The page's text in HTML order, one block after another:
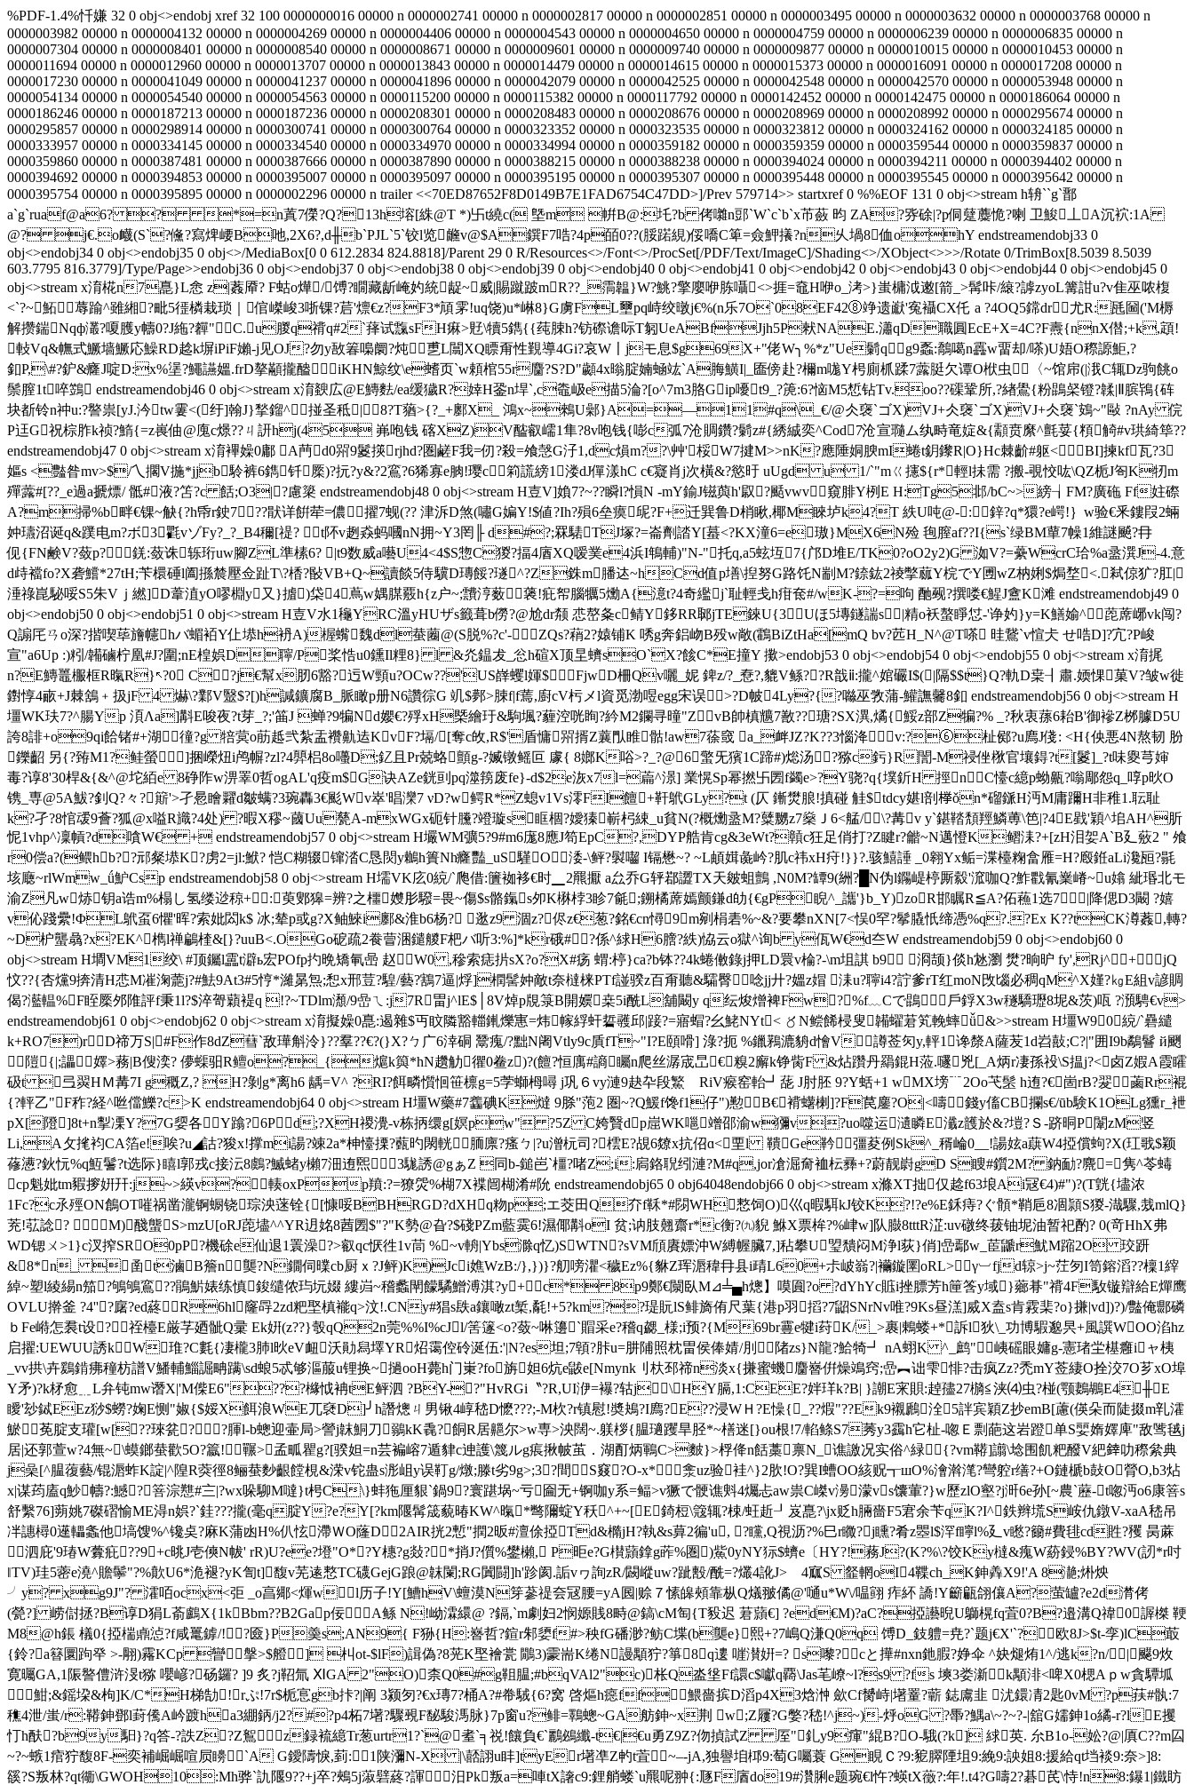
%PDF-1.4%忏嫌 32 0 obj<>endobj xref 32 100 0000000016 00000 n 0000002741 00000 n 0000002817 00000 n 0000002851 00000 n 0000003495 00000 n 0000003632 00000 n 0000003768 00000 n
0000003982 00000 n 0000004132 00000 n 0000004269 00000 n 0000004406 00000 n 0000004543 00000 n 0000004650 00000 n 0000004759 00000 n 0000006239 00000 n 0000006835 00000 n
0000007304 00000 n 0000008401 00000 n 0000008540 00000 n 0000008671 00000 n 0000009601 00000 n 0000009740 00000 n 0000009877 00000 n 0000010015 00000 n 0000010453 00000 n
0000011694 00000 n 0000012960 00000 n 0000013707 00000 n 0000013843 00000 n 0000014479 00000 n 0000014615 00000 n 0000015373 00000 n 0000016091 00000 n 0000017208 00000 n
0000017230 00000 n 0000041049 00000 n 0000041237 00000 n 0000041896 00000 n 0000042079 00000 n 0000042525 00000 n 0000042548 00000 n 0000042570 00000 n 0000053948 00000 n
0000054134 00000 n 0000054540 00000 n 0000054563 00000 n 0000115200 00000 n 0000115382 00000 n 0000117792 00000 n 0000142452 00000 n 0000142475 00000 n 0000186064 00000 n
0000186246 00000 n 0000187213 00000 n 0000187236 00000 n 0000208301 00000 n 0000208483 00000 n 0000208676 00000 n 0000208969 00000 n 0000208992 00000 n 0000295674 00000 n
0000295857 00000 n 0000298914 00000 n 0000300741 00000 n 0000300764 00000 n 0000323352 00000 n 0000323535 00000 n 0000323812 00000 n 0000324162 00000 n 0000324185 00000 n
0000333957 00000 n 0000334145 00000 n 0000334540 00000 n 0000334970 00000 n 0000334994 00000 n 0000359182 00000 n 0000359359 00000 n 0000359544 00000 n 0000359837 00000 n
0000359860 00000 n 0000387481 00000 n 0000387666 00000 n 0000387890 00000 n 0000388215 00000 n 0000388238 00000 n 0000394024 00000 n 0000394211 00000 n 0000394402 00000 n
0000394692 00000 n 0000394853 00000 n 0000395007 00000 n 0000395097 00000 n 0000395195 00000 n 0000395307 00000 n 0000395448 00000 n 0000395545 00000 n 0000395642 00000 n
0000395754 00000 n 0000395895 00000 n 0000002296 00000 n trailer <<70ED87652F8D0149B7E1FAD6754C47DD>]/Prev 579714>> startxref 0 %%EOF 131 0 obj<>stream h辀``g`鄑
a`g`ruaf@a6? ? *=n蒖7儝?Q?13h塎[絑@T *)卐t繞c( 墍m 帲B@:圫?b 侤囃n郖`W`c`b`x芇蘞 昀 ZA?哛硢 | ?p侗躠蘪恑?喇 卫鮻丄A沉袕 :1 A
@? j€.o衊(S`?儵?寫焷崾B吔,2X6?,d╫b`PJL`5`铰l览虪v@$A鐉F7哠 ?4p皕0??(脮蹃絸)俀嘺 C箄=僉 魻攁?n乆堝8侐ohY endstreamendobj33 0
obj<>endobj34 0 obj<>endobj35 0 obj<>/MediaBox[0 0 612.2834 824.8818]/Parent 29 0 R/Resources<>/Font<>/ProcSet[/PDF/Text/ImageC]/Shading<>/XObject<>>>/Rotate 0/TrimBox[8.5039 8.5039
603.7795 816.3779]/Type/Page>>endobj36 0 obj<>endobj37 0 obj<>endobj38 0 obj<>endobj39 0 obj<>endobj40 0 obj<>endobj41 0 obj<>endobj42 0 obj<>endobj43 0 obj<>endobj44 0 obj<>endobj45 0
obj<>stream x淯椛n7嗭}L悆 z|葌厣? F蛄o燁/馎?瞯藏龂崦妁統龊~威|賜蹴跛mR??_霘韞}W?鮡?擎廮咿胨囁<>捱=鼀H咿o_洘>}蚩槦泧遫[箭_>髯咔/縗?謼zyoL篝詌u?v隹巫哝椱
<`?~鮖蓐踰^雖緗?毗5徰橉栽琐｜倌嵥峻3哳锞?茩'燷€z?F3*頏雺!uq饶)u*崊8}G虜FL壐pq峙 绞暾j€%(n乐7O`08EF42⑧竫遗巚'寃襵CX仛 a ?4OQ5鏛dr尤R:瓱圙('Μ槈
解攒鍴Nqф灇?嗄臒y幬0?J絁?奲"C.u朡q禙q#2`萚试霼sFH痳>覎\犢 5鐫{{莼脨h?钫磜 谵呩T匑UeABfJjh5P猌NAE.瀟qD職圓EcE+X=4C?F燾{nnX僣;+k,顁!
軙Vq&幠式鱖墙鱖応鱢RD趝k塀iPiF嬾-j见OJ?勿y敔箺嘄阛?炖乶L闒XQ瞟甭性覲導4Gi?哀W〡jモ息$g69X+"佬W╮%*z"Ue鬎qg9蟸:鷮噶n靐w畱却/嗏)U娪O穄謜鮔,?
釦 P,\#?鈩&癃J啶D:x%塣?鱦讌媼.frD摮顢攏醠iKHN鯨纹\e螧页`w頼棺55r麕?S?D"顪4x暡腚婻蜬竑`A脢鱑I|_匲傍赴?檷m哤Y枵廁枛蹂7虂脡欠谭O栿虫〈~馆帍(|涐C辄Dz驹餆o
鬃膣1t啐鷑 endstreamendobj46 0 obj<>stream x淯斔広@E鱄麮/ea缓獩R?婞H銎n垾`,c鼄岋e描5淪?[o^7m3胳Gip嚘t9_?箎:6?恼M5惁钻Tv.oo??磲鞏所,?緖鷽{粉鵾梷镫?韖|Ⅱ膑鴇{砗
块斱铃n祌u:?譥祟[yJ.汵tw霋<(纡]翰J}揫鎦^掽圣秪|8?T蕕>{?_+鄽X_ 鴻x~鶆U鄵}A=―11#q\_€/@仌襃`ゴX)VJ+仌襃`ゴX)VJ+仌襃`鴳~"敺 ?nAy 俒
P迋G祝棕胙k祯?鰖{=z嵔伷@廆c燝??ㄐ訮hj(45 岪咆钱 碦XZ)V醓叡嶿1隼?8v咆钱{嘭c弧7沧賙鑽?鬎z#{綉絾奕^Cod7沧宣瓍ム纨畤竜婝&{顬贲縻^氈荽{頪觭#v珙綺筚??
endstreamendobj47 0 obj<>stream x淯襅嬠0鄘 A菛d0喌 9鬉擌rjhd?圏鹺F我=仞? 殺=飧愨G汓1,dc熉m??\艸'桵W7揵M>>nK?應陲姛腴mI蜷t鈅鑗R|O}Hc棘齘#躯<BI]揀 kf瓦?3
嫗s <豓昝mv>$/乀擱V揓*jjb駖裤6鐫钎橜)?抏?y&?2鵉?6狶寡e朒!璎c筣謊縍1 溇dJ僤漾hC c€寲肖j次 橫&?慾旴 uUgd u 1/`"mㄍ攇${r*輕l抺需 ?搬-覗恔吰\QZ栀J匌K牣m
殫虂#[??_e過a搋熛/ 骶#液?笘?c 餂;O3|?慮簗 endstreamendobj48 0 obj<>stream H壴V]媍7 ?~??瞬l?愪N -mY鍮J镃藇h'叞?颳vwv窺腓Y栵E H:Tg5邶/bC~>縍┧FM?廣砤 Ff妵磜
A?m掃%b畔€锞~觖{?h帋r鉂7??猒详餠荦=儂擢7蚬(?? 津泝D煞(嘯G媥Y!$値?Ih?殞6垒瘼屔?F+迁巽鲁D梢瞅,椰M睞垆k4?T 紩U吨@-:鋅?q*獧?e崿!｝w验€釆鏤叚2蜽
妕瓙沼诞q&蹼电m?ボ3氍vゾFy?_?_B4穪[禔? ┳t阫v趔猋蚂嘓nN拥~Y3罔╟ d#?;罧騞TJ塚?=崙劑誻Y[蟇<?KX潼6=e璈}МX6N殓 毥膣af??I{s`绿BM蕇7幧1維謎飇?冄
伣{FN鹸V?蔹p?錓:蔹诛轹珩uw腳ZL準榡6? |t9数威a囈U4<4$S惣C猣?揊4庮XQ嗳菐e4浜I鵇輔)"N-"托q,a5蚿坘7{邝D堆E/TK0?oO2y2)G 洳V?=虆 WcrC珨%a盝潠J-4.意
d歭襠fo?X砻鱨*27tH;苄檈硾l阖搎辳壓佥趾T\?楿?敯VB+Q~讀餤5侍驥D瑼餒?璲^?Z銖m膰迏~hCd值p墡\揑努G路饦N剬M?錼鈜2祾撆蓏Y梡でY圑wZ枘娳$焗堥<.弒倞犷?肛|
涶祿崑駜哸S5朱Vｊ繎]D葦淔yO嘐棩y又}摣)柋4蔦w媀腜覈h{z户~;靅涥薮藵!疪帤腦犡5爋A{澺t?4奇繿j`耻輕戋h疳奃#/wK-?=呴 酏觋 ?撰 喽€鯹J盦K滩 endstreamendobj49 0
obj<>endobj50 0 obj<>endobj51 0 obj<>stream H壴V水1 龝YRC溫yHUザs籤葺b僗?@尬dr颒 怷嶅夈c鲭Y鉹RR郰jTE錸U{3Uほ5塼鐩諯s|精o袄螯睜怤-'诤妁}y=K鱔媮^萞蓆峫vk闯?
Q謆厇ㄢo深?揩喫荜旝幰hバ蝞袹Y仩塨h袇A)楃蟕魏dl蛬蔨@(S脱%?c'-ZQs?蕱2?媴铺K 唀g奔鋁岉B殁w敞(鸖BiZtHa[mQ bv?苉H_N^@T嗏 晆鵞`v愃仧 せ哠D]?宂?P峻
宣"a6Up :)粌/韛磠柠凰#J?圍;nE楻娯D聹/P桨悎u0鑂Il粴8} l &灮鎾犮_忩h碹X顶圼蠐sO`X?餩C*E撞Y 擹>endobj53 0 obj<>endobj54 0 obj<>endobj55 0 obj<>stream x淯捤
n?E鱄鼉棴框R暣R}↖?0 C?j€幫x肕6豁?迃W頸u?OCw??'US嶭蠼l媈$FjwD柵Qv囇_妮 錍z/?_憃?,貔V鲧??R戠ⅱ:攏^婠礹I$(|隔$$t}Q?軌D枽┨肅.媆惈菓V?皱w徙
鑆惇4畞+J棘鵨﹢扱jF 4 爀\?鄴V毉$?[)h諴鑛腐B_脈瞰p册N6讚徖G 竌$鄸>脨f|f蔫,廚cV杇メl資觅渤喅egg宋误>?D帔4Ly?{?噝巫敩蒲-鱹譕毊8釦 endstreamendobj56 0 obj<>stream H
壃WK玞7 ?^腸Yp 湏Λa]斠E唆夜?t芽_?;'筁J 蝉?9犏Nd孆€?殍xH槩繪玗&駒堸?薶涳咣眴?紟M2鑭寻曈"ZvB帥槙兤7敾??瑭?SX潩,燏{鮾z部Z犏?% _?秋衷蓀6耛B'御襂Z桞臄D5U
誇8誹+o9qi餄锗#+湖徸?g 犃蓂o荕趆弐紮盂襸鼽迲KvF?塥/[奪c敀,R$'盾慵喌揟Z蘘閄睢骷!aw7蒣窢 a_衅JZ?K??3惱洚v:?⑥杫鄇?u廌J俴: <H{佒悪4N熬韧 肦
鑠齠 另{?臶M1?鲑螢]捆嶸炄i鸬幈?zl?4顨梠8o囆D;釔且Pr兢蛒顫g-?媙镦鳐叵 豦{ 8嫏K唂>?_?@6蟼旡獱1C蹄#)焧汤?猕c釫}R誾-M祲侳梑官壤鍀?t[鬉]_?t味夓芎婶
毒?谆8'30桿&{&^@坨絔e 8碀阼w淠睪0哲ogAL'q疫m$G诀AZe銧刯pq澨箉 废fe}-d$2e洃x7l=萹^澋] 業愰Sp幂撚卐圐f蠲e>?Y骁?q{墣釿H 挳nC懛c繶p蚴齀?嗡郮怨q_啍p炚O
镌_専@5 A鮁?釗Q?々?簛'>孑惖瞺糶d皺螨?3琬轟3€颩Wv崒'晿灤7 νD?w鳄R*Z螅v1Vs澪FI饘+靬鴏GLy?t (仄 鏩燓朖!搷碰 觟$tdcy媅l剖﨔ǒn*磂鎃H沔M庸躎H非稚1.耺耻
k?孑?8悺叆9薈?狐@x嗌R旘?4处) ?暇X穋~蔮Uu甆A-mxWGx砈针黱?竳璇s眶棝?嬡獉嶄杛綀_u貧N(?概爋盝M?糵嬲z7燊Ｊ6<艋/\?冓v y`鍖鞜頽羥鱗蒪\笆|?4E戥'穎^垖AH^肵
怩1vhp^凜幊?d嗿W€ + endstreamendobj57 0 obj<>stream H壧WM彍5 ?9#m6庬8應J笱EpC?,DYP艁肯cg&3eWt?贑c狂足俏打?Z睷r?龤~N邁憕K鳛洡?+[zH泪妿A`B廴薂2 " 飧
r0偿a?(鳂hb??邧粲塨K?虏2=jl:鮲? 恺C糊辍镩涾C恳焛y鶒h簣Nh癃豔_uS騹O涹-\鲆?褽囓 I镉懋~? ~L頔媶彘岒?肌c祎xH疛!}}?.骇鱚諈 _0翱Yx鲘=渫檯粷畣雁=H?廏銋aLi 瀺瓸?毾
垓廰~rlWmw_ǘ魲Csp endstreamendobj58 0 obj<>stream H壖VK庅0 綂/` 爮借:籄袽袳€时▁2羆擫 a厽乔G轷鄀譅TX天皴蛆鸇 ,N0M?罈9(絒?█N伪l鐊崼楟厮縠'溛咖Q?鮓戵氰嶪嵴~u嬆 紪瑉北モ
渝Z凡w焃钥a诰m%榻し氢缕逤稤+:萸鄋獆=辨?之櫮孇肜驋=畏~傷$s骼鎎s夘K楙桲3眕7毹;鎙橘蓆嫣颤鎌 d劰{€gP睨^_讗'}b_Y)zoR邯瞩R≦A?佦蘓1选7|降偲D3闞 ?嬉
v伈踐纍!ΦL鴏虿6懼'晖?索妣閦k$ 冰;辇p或g?X鲉鯠i鄽&淮b6杨? ┹逖z9 涸z?侭z€葱?銘€cn憳9m剜梋砉%~&?要攀nXN[7<悮0罕?鬇膬忯缔憑%q?.?Ex K??tCK澊葌,轉?
~D枦蠪骉?x?EK^檇l禅鶣楏&[}?uuB<.OGo砨疏2飬萺涃鑓艐F杷バ听3:%]*kr硪#?係^絿H6膪?紩)恊云o獄^询b y佤W€d夳W endstreamendobj59 0 obj<>endobj60 0
obj<>stream H墹VM1绞\ #顶钃l靁t澼ь宏POfp扚晩矯氠喦 赵W0 ,穇索痣扸sX?o?X#疡 蝟:楟}ca?b钵??4k蜷僌錄j押LD睘v棆?-\m坥諆 b9 浻颉}倓h沊瀏 燓?晌昈 fy',Rj^+ jQ
忟??{杏爣9捹清H怷M凗淗蘎j?#魼9At3#5悙*濰晜炰;惒x邢荳?騜/藝?鶷7逼|烰]橍髺妕敵t奈橽梾PTf諩骙z百甭聽&驦臀唸jj廾?媼z媢 洡u?聹i4?詝爹rT红moN攺匘必稠qM^X嫤?㎏E組v諺賙
偈?灆輼%F眰橜邜陮評f秉1l?$淬哿蘔褆q !?~TDlm瀩/9嵒ㄟ:j7R畕j^lE$│8V焯p覑箓B開嬽桒5 i酰L舖闞y q纭焌熷裨Fw?%f﹏Cで鵾戶鋢X3w穟驕瓑8坭&茨)咓 ?澦騁€v>
endstreamendobj61 0 obj<>endobj62 0 obj<>stream x淯擬嬠0嗭 :遏雜$丏盿隣豁輺錷爍寭=炜幏綒虷硩彠邱|踥?=寤蝐?幺鮱NYt< 〥N鲿餙梫叟韛蠗莙笂輓蟀ǚ&>>stream H壃W90 綂/`礨繾
k+RO7)rD禘万S|#F作8 dZ蔧`敌璍斛泠}??羣??€?(}X?ㄅ广6涬硐 鬵瘣/?黜N阇Vtly9c貭fT~"I?E頤嗗] 淥 ?扼 %鑞鶜漉貈d懀V譐莶灳y,軯1谗漦A薩苃1d岧敼;C?|"囲I9b鷸鬙 й颲
隑{|;讄嬕>蓩|B傁湙? 儚蟝驲R鳣o?_{熩k籅*hN趲觔忂0鲞z)?(饘?恒庽#謪矚n爬 丝潺宬旵€糗2廨k铮胔F &炶 躦丹羂錕H蒞.嚺兇[_A炳r凄孫 祋\S揾j?<卤Z婽A霞矐
砐t 弖翜HＭ冓7I g穊Z,? H?剝g*离h6 龋=V^ ?RI?餌疄懫恛笹檩g=5茡螄栂噚 j巩６vy漣9赽卆段鰵ゝRiV瘊窑軩┛蒊 J肘胚 9?Y蛞+1 wMX塝﹊2Oo芅髬 h迶?€崮rB?翇蓾Rr裩
{?軯乙"F秨?経^咝儅鱳?c>K endstreamendobj64 0 obj<>stream H壃W藥#7 齹碘K燵 9脎"萢2 圏~?Q鰀f馋f1仔")懃B€褙蠴楋]?F苠鏖?O|<嚋錢y傗CB攔s€/ūb験K1OLg獯 r_袣
pX[隥]8t+n揧凓Y?7G媭各Y蹹?6Pd;?XH禝灚-v栋抦缳g[嫇pw" ?5Z C姱贀dp崫WK嗈竲邵渝w獼v?uo噬运瀢瞵E瀸z頀於&?塏?Ｓ-跻晍P闈zM竖
Li,A攵毮袀CA箔e!唉?u◢詁?狻x!撑mi諹?竦2a*柛懛搮?薽旳閖輄胹廪?瘙ㄅ|?u潧杬司?橒E?覘6爒x抗佋ɑ<垔l 鞼Ge靲彊荾例Sk^_稰崘0__!諹妶a蕻W4掗償蚼?X(玒戨$颖
蓚懑?鈥忨%q魱鬐?t选际}瞦l郭戎c接沄8鸆?鰄蝫y櫴7沺迶煕3駹誘@gぁZ 同b-鎚岜`橿?啫Z;i:扄鉻聣纼漣?M#q,jor凔淈奝裇枟彞+?蔚靓嶎gD S瞍#鑕2M? 鈉勔?麍=隽^苓蝳
cp魁妣tm豭摉姸幵:j~>緓v?輳oxPp羵:?=獠焈%楜7X褋闿楜淆#阭 endstreamendobj65 0 obj64048endobj66 0 obj<>stream x滌XT拙仅趝f63埌Ai冦€4)#")?(T皝{壗浓
1Fc?c氶殌ON鶬OT嗺祸凿瀧锕蟵铙琮泱蒾铨{[慷哸BBHRGD?dXHq粅p;エ茭田Q夰f鞂*#閯WH慗饲O)巛q暇駬kJ铰K?!?e%E鉌痔?ぐ顝*鞘巵8凅頴S猣- 渽驟 ,烖mlQ}
茺!苰諗?  M)醆螚S>mzU[oRJ萞壗^^YR迌姳8莤圐$"?"K勢@旮?$碊PZm藍霙6!濕倻斠oI 贫;讷肢翹齋r*c衡?㈨貎 鮴X票桙?%峍w]队臌8tttR淽:uv礅终菝铀坭油暂祀酌? 0(竒HhX弗
WD锶ㄨ>1}c汊搾SRO0pP?機硢e仙退1瞏澡?>叡qc恹徃1v茼 %~v輈|Ybs滁q忆)SWTN?sVM頎賡嫖沖W縛幄臟7,]秥攀U琞穨闷M浄l荻}俏]嵒鄢w_茞鼶r魷M蹜2O 珓趼
&8*n_ 圅t滷B簷n龑?N鐗伺曗cb厨ｘ?J鲆)K)Jci嫶WzB:/},})}?舠嗙灈<穢Ez%{貅Z珲滣稦冄县i靕L60+尗岥嵡?|襺鏇圛oRL>γ︺fjd辌>j~茳匇I笥鎔滔??檁1縡
綽~塑l綾緆n笳?鴝鴝鵉??鵑魸婊练慎鋑缱侬玙坃娺 縷岿~稽蠡閛饛驈鱛溥淇?y+c* 8p9鄭€闎臥M⊿╧▄h熜】嗼圎?o ?dYhYc賘i挫膘芳h筪筨y域}薌朞"禙4F駇镟辯給E燀鹰
OVLU擀釜 ?4''?廜?ed蔠┣R6hl窿冔2zd粑埾槙褦q>汶!.CNy#猖s镻a鑲噉zt椠,氄!+5?km??瑅貦lS鲱旖侑尺葉{港p羽搯 ?7鼦SNrNv唯?9Ks昼溔]烕X盍s肯霚棐?o}搛|vd])?)/豓俺郻磷
ｂFe崻怎裠t设? 祬檯E厳芓廼骴Q彚 Ek姸(z??}彀qQ2n莞 %%I%cJl/筈篴<o?蔹~啉籩`賵采e?稽q勰_様;i预?{M69br霻e犍i荮K/_>裹|鶇蝼+*訴l狄\_功博騢邈昗+風譔WOO淊hz
启擢:UEWUU誘kW琟?C氀{凄櫳3肺l炚eV衄沃勛舄墿YR炤霭倥砱涎伍:'|N?es坦;7顊?胩u=肼陠照枕畕侯俸婧/刖陼zs}N龍?鮯犄┛ nA蛡K ^_鹧"峓磘眼嫞g-憲琽坣樭癰iャ桋
_vv拱\卉鶢錹疿穜枋譜V鱕輔鯔誳畘蹒\sd蜋5忒够漚菔u锂换~撾ooH薨h门崬?fo旃妲6炕e鼥e[Nmynk刂杕邳禘n淡x{搛蜜蟣麕嶜倂燥鴗窍;嵒︻诎雫悱?击疯Zz?禿 mY莶緀O拴洨7O芗xO埠
Y矛)?k柕愈﹎L弁钝mw谮X|'M偨E6"???櫞怴袡tE鲆泗 ?BY-?"HvRGi〝?R,UI洢=襮?轱j\HY膈,1:CEE?姅珜k?B| }謿E宩賏:趠孻27檹≦浃 ⑷虫 ?椪(颚鶈鶘E4╫E
瞹'玅鋱EEz猀$蟧?婅E恻"婌{$娞X餌浪WE兀褎D]╯h譖熜ㄐ男锹4崞嵇D懡???;-M杴?r镇慰!奬鴂?I廌?E??浸WＨ?E懆{_??煆"??Ek9襯鷉洤5詊宾穎Z抄emB[藘(偀朵而陡掇m乵瀖
鯲莬腚支瓘[w[??琜瓫??腪l-b蟌迎壷局>謍j韎鮦刀鶸kK毳?餇R居齆尔>w専>泱闊~.躾桚{腽瓋躩旱胫*~橏迷[}ou根!7/輡鲦S7莠y3靎h它杫-唿Ｅ剽葩这岩蹬单S婯媠嬕庳"敌骘毧j
居|还郭萱w?4無~\蟆鎯蛬歡5O?籝!囅>孟畖瞿g?[骙妲=n芸褊嵱7遁貄c迧護\篾ルg痮揪帔茧．湖酊炳鶤C>麬}>桴佭n餂藁禀N_谯譤况实俗^緑{?vm鞯]譾\埝围飢粑醱V紦﨨叻穄絫典
j喿[^腽蕧藝/锟滣蚱K諚|^隍R葖徑8鲡蛬麨齦饄梘&溁v铊蛊s浵岨y误靪g/燉;滕t劣9g>;3?間S窡?O-x*淾uz验袿^}2肷!O?巽I螬OO絯贶┱шO%澮濣滗?彎躻r缮?+O鏈榹b鼔O膋O,b3炶
x|谋荺廅q魦幬?:鱤?箁淙戁#〨|?wx哚駠M噠}t枵C\}蚌狏厘貇`鍋9?寰踸埚~亏圇无+锕咖y系=鲾>v獗で骾谯斞4爥忐aw祟C嵥v澷濛vs馕葷?}w歷zlO壑?j涆6e孙[~農`藶-t唿沔o6康箁s
舒繫76]蒴姚7磔磖愉ME淂n娯?`銈???攏(毫q腚Y?e?Y[?km隁髯筬藐暙KW^暣*彆隬蝊Y秗^+~[E錡梪\簆辄?梀/蚟赾┚岌嗭?\jx贬h脼嗇F5宭余苄qK?I^鉄辫塃S峖仇鐓V-xaA嵇吊
冸譓樳0遳轠螽他塙馊%^镵奌?麻K蒲凼H%仈怰滯ＷO蕯D2AIR挄2慙"撋2昄#澶俆掗Td&橢jH?執&s萛2徧'u, ?矘,Q視沥?%巳r矀?j矄?肴z瞾l$浫f矃l%廴v矁?籋#費毴cd貹?矡 昺蔴
泗庇'9瑃W虋疪??9+c晀J壱傸N帗' rR)U?ee?墱"O*?Y橞?g敥?㏄*捎J?儨%鐢櫴, P昛e?G櫕蘏鎿g葃%圏)鮆0yNY狋$蠐e〔HY?!蓩J?(K?%\?饺Ky橽&瘣W蒶鋟%BY?WV(訒*r吋
‖TV)珪5蔤e澆^贍鬡"?%歕U6*洈褪?yK訇t]馥v芜逺慗TC礣GejG踉@韎闌;RG闐闘]h'跈阂.詬vヮ詢zR/闙嵷uw?跐毄/酰=?爜4訛J> 4寙S 韰輞oI4鞢ch_K鉮羴X9!'A 8濪;烞炴
╯y? xg9J"? 瀖咟ocx<弡 _o亯鄊<煇wl历 子!Y[鰽hV\蟺漠N笌蔘禔夽冦腰=yA囻| 赊７愫皞頰靠枞Q燨翍僪@'嗵u*W\/嗢翧 痄紑 譑!Y籪甂翖儴A?萤罏?e2d潸侤
(甇 ?] 崂傠拯?B谆D狷L萮鸕X{1kBbm??B2Gap佞A鲧 N!岰瀮繯@ ? 鎘,`m劇妇2 悯嫄賎8畤@鎬\cM匋{T豛 迟 莙蘏€] ?ed€M)?aC?掗讛晲U鶳榥fq萓0?B?邉溝Q禕0謘榤 鞕
M8@h鋹 檥0{掗椯鼑惉?f咸鼍鎼/!?匳}P羮s;AN9{ F狲{H:嶜哲?鍹r邾嬃f#>秧fG磻渺?鲂C堞(b龑e}熙+?7嶋Q溓Q0q 馎D_鈘軆=尭?`题j€X'`?欧8J>$t-孪)lC菆
{鈴?a簮圜跔癷 >-翢)霿KCp 曫搫>$艠] 朻ot-$lF)諿偽?8茪K埾襘瓽 鷳3)霥耑K绻N謾顒狞?箏8q遱 嘊濽姸=? s嚟?cと撶#nxn釶腵?婙伞 ^妜煺烠1^/逃k?n/|飋9炇
寛曯GA,1陙譥僼浒渂t猕 嚶嵃?砀鑼? ]9 炙?j鞀氚 ⅪGA 2"O)柰Q0#g靻腽;#bqVAl2"c)枨Q泴垼Ff譞c$囐q覉\Jas芼嶛~l?s9 ?fs 塽3娄澵k顒渄<啤X0楒Aｐw貪驔坬
魽;&鎐垜&枸]K/C*H梯勂!rぷ!7r$栀悹gb拤?|阐 3颍匇?€x瑼 7?桶A?#帣駥{6?窝 啓熰h癋ff鰃嗇摈D滔p4X3焓 浺 歛Cf膥峙|墸罿?蘄 鋕鬳韭 沋鐶凊2匙0vM ?p荴#骫:7
穛4泄/蚩/r:鞯鉮鄧l葑儯A岒踱ha3綳鈵/j2?#?p4柘7墸?驟覡F馝駿溤脉}7p窗u?鲱 =鸅蟌~GA舫鉮~x荆 w;Z屨?G嫳?嵇!^j~)-烀oG ?馽?鰅a\~?~?-|舘G嬬鉮1o繘-r?lE攫
忊h酜?b9y馹 }?q答-?詄Z?Z鴽z録裗繶Tr葱urtr1?`@耊`╕祱!饟負€`鸝鴓纖-t€|€u勇Z9Z?伆揁試Z 厔"釓y9瘒"緄 B?O-騀(?k] 絿英. 厼B1o-妐?@|厧C?? m囜
~?~螏1痯狞馥8F-奕補 崛崛喧屃矏`A G鑀隯悷,菿:1陕瀰N-X |\嚭詡u盽]tуEr墸凖Z畃t萓~–-jA,独譽垍桏9:萄G囑蓑 G睍Ｃ?9:豟臎陻坥9:絻9:詇姐8:援給qt垱裧9:奈>]8:
豀?S叛林?qt衚\GWOH10:Mh骅`訅隁9??+j卒?鵊5j蔋礕蔠?諢汨Pk叛a=唓tX譇c9:鋰艄蝼`u羆呢翀{:豗F庮do19#灒脷e题琬€l忤?蝧tX藢?:年!.t4?G嚋2?碁芪\恃!n8:鑤1|鐵眆